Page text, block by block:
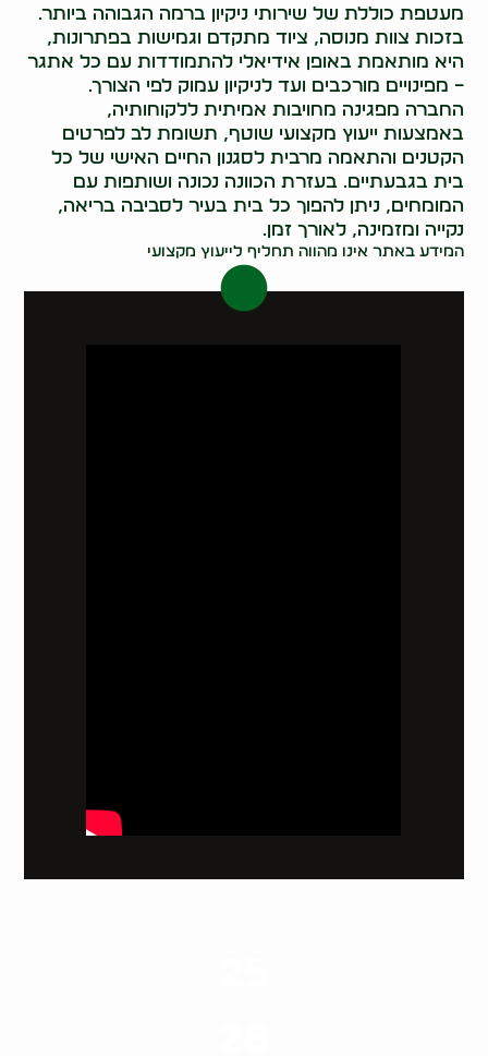
מעטפת כוללת של שירותי ניקיון ברמה הגבוהה ביותר.
בזכות צוות מנוסה, ציוד מתקדם וגמישות בפתרונות,
היא מותאמת באופן אידיאלי להתמודדות עם כל אתגר
– מפינויים מורכבים ועד לניקיון עמוק לפי הצורך.
החברה מפגינה מחויבות אמיתית ללקוחותיה,
באמצעות ייעוץ מקצועי שוטף, תשומת לב לפרטים
הקטנים והתאמה מרבית לסגנון החיים האישי של כל
בית בגבעתיים. בעזרת הכוונה נכונה ושותפות עם
המומחים, ניתן להפוך כל בית בעיר לסביבה בריאה,
נקייה ומזמינה, לאורך זמן.
המידע באתר אינו מהווה תחליף לייעוץ מקצועי